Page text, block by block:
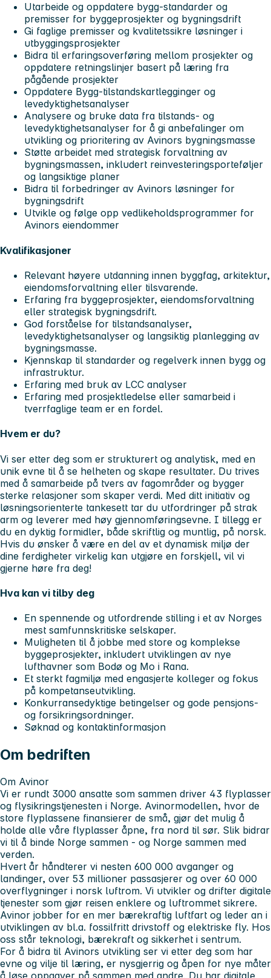
Utarbeide og oppdatere bygg-standarder og
premisser for byggeprosjekter og bygningsdrift
Gi faglige premisser og kvalitetssikre løsninger i
utbyggingsprosjekter
Bidra til erfaringsoverføring mellom prosjekter og
oppdatere retningslinjer basert på læring fra
pågående prosjekter
Oppdatere Bygg-tilstandskartlegginger og
levedyktighetsanalyser
Analysere og bruke data fra tilstands- og
levedyktighetsanalyser for å gi anbefalinger om
utvikling og prioritering av Avinors bygningsmasse
Støtte arbeidet med strategisk forvaltning av
bygningsmassen, inkludert reinvesteringsporteføljer
og langsiktige planer
Bidra til forbedringer av Avinors løsninger for
bygningsdrift
Utvikle og følge opp vedlikeholdsprogrammer for
Avinors eiendommer
Kvalifikasjoner
Relevant høyere utdanning innen byggfag, arkitektur,
eiendomsforvaltning eller tilsvarende.
Erfaring fra byggeprosjekter, eiendomsforvaltning
eller strategisk bygningsdrift.
God forståelse for tilstandsanalyser,
levedyktighetsanalyser og langsiktig planlegging av
bygningsmasse.
Kjennskap til standarder og regelverk innen bygg og
infrastruktur.
Erfaring med bruk av LCC analyser
Erfaring med prosjektledelse eller samarbeid i
tverrfaglige team er en fordel.
Hvem er du?
Vi ser etter deg som er strukturert og analytisk, med en
unik evne til å se helheten og skape resultater. Du trives
med å samarbeide på tvers av fagområder og bygger
sterke relasjoner som skaper verdi. Med ditt initiativ og
løsningsorienterte tankesett tar du utfordringer på strak
arm og leverer med høy gjennomføringsevne. I tillegg er
du en dyktig formidler, både skriftlig og muntlig, på norsk.
Hvis du ønsker å være en del av et dynamisk miljø der
dine ferdigheter virkelig kan utgjøre en forskjell, vil vi
gjerne høre fra deg!
Hva kan vi tilby deg
En spennende og utfordrende stilling i et av Norges
mest samfunnskritiske selskaper.
Muligheten til å jobbe med store og komplekse
byggeprosjekter, inkludert utviklingen av nye
lufthavner som Bodø og Mo i Rana.
Et sterkt fagmiljø med engasjerte kolleger og fokus
på kompetanseutvikling.
Konkurransedyktige betingelser og gode pensjons-
og forsikringsordninger.
Søknad og kontaktinformasjon
Om bedriften
Om Avinor
Vi er rundt 3000 ansatte som sammen driver 43 flyplasser
og flysikringstjenesten i Norge. Avinormodellen, hvor de
store flyplassene finansierer de små, gjør det mulig å
holde alle våre flyplasser åpne, fra nord til sør. Slik bidrar
vi til å binde Norge sammen - og Norge sammen med
verden.
Hvert år håndterer vi nesten 600 000 avganger og
landinger, over 53 millioner passasjerer og over 60 000
overflygninger i norsk luftrom. Vi utvikler og drifter digitale
tjenester som gjør reisen enklere og luftrommet sikrere.
Avinor jobber for en mer bærekraftig luftfart og leder an i
utviklingen av bl.a. fossilfritt drivstoff og elektriske fly. Hos
oss står teknologi, bærekraft og sikkerhet i sentrum.
For å bidra til Avinors utvikling ser vi etter deg som har
evne og vilje til læring, er nysgjerrig og åpen for nye måter
å løse oppgaver på sammen med andre. Du har digitale